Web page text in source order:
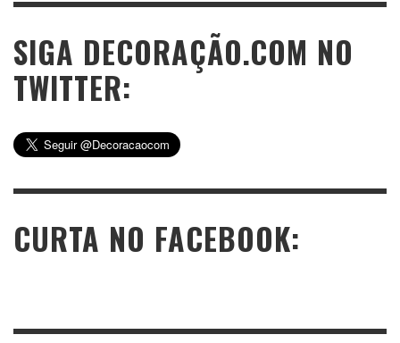
SIGA DECORAÇÃO.COM NO
TWITTER:
CURTA NO FACEBOOK: